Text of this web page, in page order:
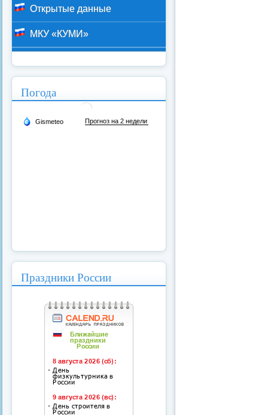
Открытые данные
МКУ «КУМИ»
Погода
Праздники России